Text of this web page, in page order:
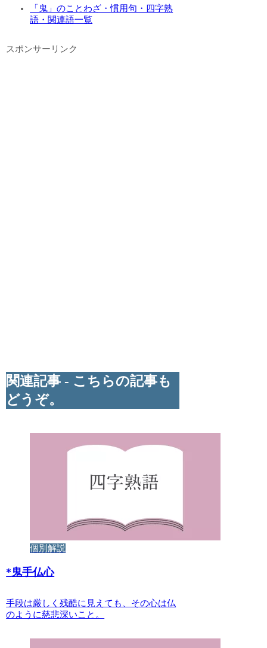
「鬼」のことわざ・慣用句・四字熟
語・関連語一覧
スポンサーリンク
関連記事 - こちらの記事も
どうぞ。
個別解説
* 鬼手仏心
手段は厳しく残酷に見えても、その心は仏
のように慈悲深いこと。